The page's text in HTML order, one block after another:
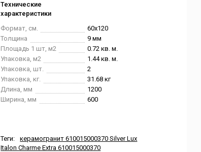
Технические
характеристики
Формат, см.
60x120
Толщина
9 мм
Площадь 1 шт, м2
0.72 кв. м.
Упаковка, м2
1.44 кв. м.
Упаковка, шт.
2
Упаковка, кг.
31.68 кг
Длина, мм
1200
Ширина, мм
600
Теги:
керамогранит 610015000370 Silver Lux
Italon Charme Extra 610015000370